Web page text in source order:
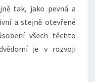
tak, jako pevná a
a stejně otevřené
všech těchto
je v rozvoji